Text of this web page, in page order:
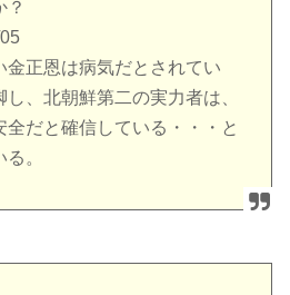
？
金正恩は病気だとされてい
、北朝鮮第二の実力者は、
だと確信している・・・と
。